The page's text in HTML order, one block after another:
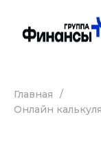
О компании
Главная
/
Онлайн